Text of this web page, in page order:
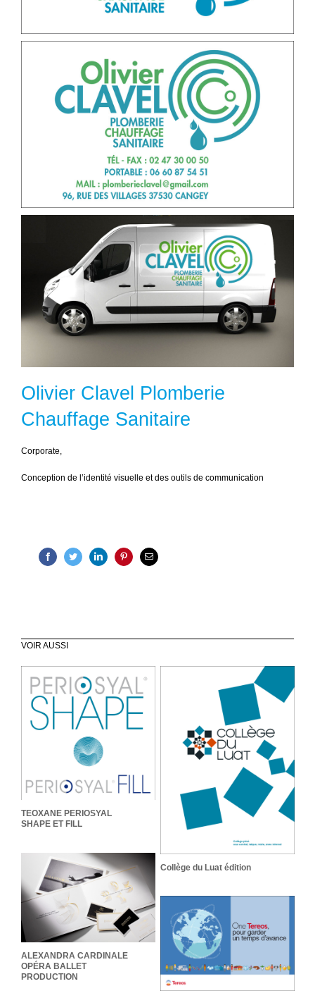
Olivier Clavel Plomberie
Chauffage Sanitaire
Corporate,
Conception de l’identité visuelle et des outils de communication
VOIR AUSSI
TEOXANE PERIOSYAL
SHAPE ET FILL
TEOXANE PERIOSYAL
SHAPE ET FILL
Collège Du Luat Édition
Collège du Luat édition
ALEXANDRA
CARDINALE OPÉRA
BALLET PRODUCTION
ALEXANDRA CARDINALE
OPÉRA BALLET
PRODUCTION
TEREOS